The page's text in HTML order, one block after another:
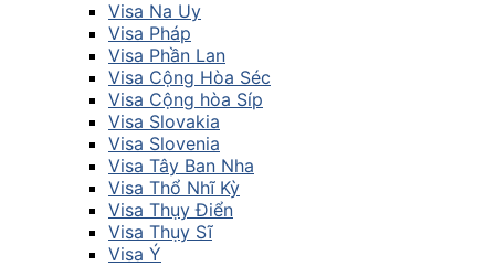
Visa Na Uy
Visa Pháp
Visa Phần Lan
Visa Cộng Hòa Séc
Visa Cộng hòa Síp
Visa Slovakia
Visa Slovenia
Visa Tây Ban Nha
Visa Thổ Nhĩ Kỳ
Visa Thụy Điển
Visa Thụy Sĩ
Visa Ý